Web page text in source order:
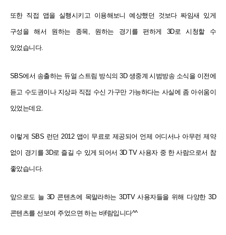
또한 직접 앱을 실행시키고 이용해보니 예상했던 것보다 짜임새 있게
구성을 해서 원하는 종목, 원하는 경기를 편하게 3D로 시청할 수
있었습니다.
SBS에서 송출하는 듀얼 스트림 방식의 3D 생중계 시범방송 소식을 이전에
듣고 수도권이나 지상파 직접 수신 가구만 가능하다는 사실에 좀 아쉬움이
있었는데요.
이렇게 SBS 런던 2012 앱이 무료로 제공되어 언제 어디서나 아무런 제약
없이 경기를 3D로 즐길 수 있게 되어서 3D TV 사용자 중 한 사람으로서 참
좋았습니다.
앞으로도 늘 3D 콘텐츠에 목말라하는 3DTV 사용자들을 위해 다양한 3D
콘텐츠를 선보여 주었으면 하는 바f람입니다^^